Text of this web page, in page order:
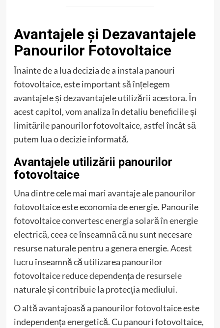
Avantajele și Dezavantajele
Panourilor Fotovoltaice
Înainte de a lua decizia de a instala panouri
fotovoltaice, este important să înțelegem
avantajele și dezavantajele utilizării acestora. În
acest capitol, vom analiza în detaliu beneficiile și
limitările panourilor fotovoltaice, astfel încât să
putem lua o decizie informată.
Avantajele utilizării panourilor
fotovoltaice
Una dintre cele mai mari avantaje ale panourilor
fotovoltaice este economia de energie. Panourile
fotovoltaice convertesc energia solară în energie
electrică, ceea ce înseamnă că nu sunt necesare
resurse naturale pentru a genera energie. Acest
lucru înseamnă că utilizarea panourilor
fotovoltaice reduce dependența de resursele
naturale și contribuie la protecția mediului.
O altă avantajoasă a panourilor fotovoltaice este
independența energetică. Cu panouri fotovoltaice,